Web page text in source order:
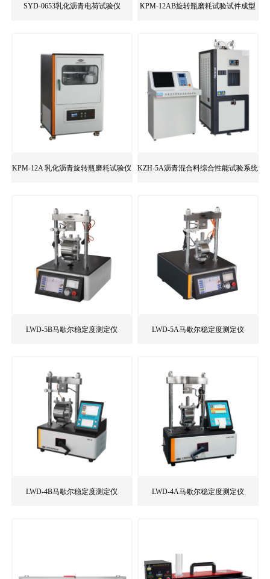
SYD-0653乳化沥青电荷试验仪 KPM-12AB旋转瓶磨耗试验试件成型
KPM-12A 乳化沥青旋转瓶磨耗试验仪 KZH-5A沥青混合料综合性能试验系统
LWD-5B马歇尔稳定度测定仪 LWD-5A马歇尔稳定度测定仪
LWD-4B马歇尔稳定度测定仪 LWD-4A马歇尔稳定度测定仪